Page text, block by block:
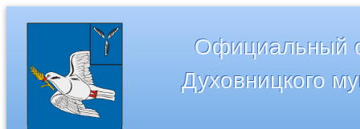
Официальный
Духовницкого